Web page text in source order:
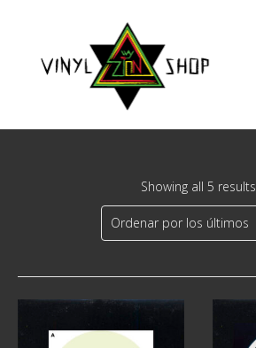
Showing all 5 results